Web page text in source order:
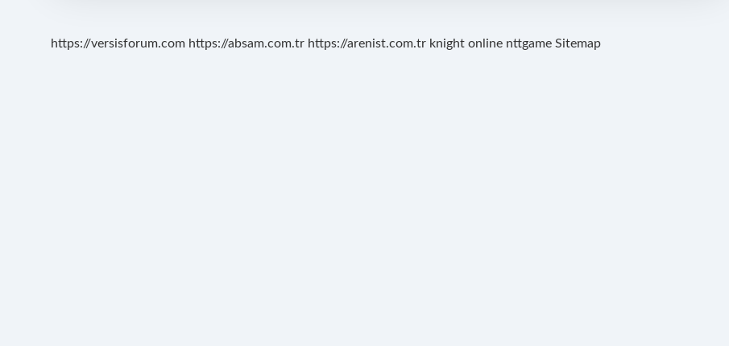
https://versisforum.com https://absam.com.tr https://arenist.com.tr knight online nttgame Sitemap